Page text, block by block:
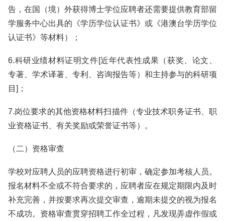
告，在国（境）外获得博士学位应聘者还需要提供教育部留
学服务中心出具的《学历学位认证书》或《港澳台学历学位
认证书》等材料）；
6.科研业绩材料证明文件[近年代表性成果（获奖、论文、
专著、学术译著、专利、咨询报告等）和主持参与的科研项
目]；
7.岗位要求的其他资格材料扫描件（专业技术职务证书、职
业资格证书、有关奖励或荣誉证书等）。
（二）资格审查
学校对应聘人员的应聘资格进行初审，确定参加考核人员。
报名材料不全或不符合要求的，应聘者应在规定期限内及时
补充完善，并按要求再次提交审查，逾期未提交的视为报名
不成功。资格审查贯穿招聘工作全过程，凡发现弄虚作假或